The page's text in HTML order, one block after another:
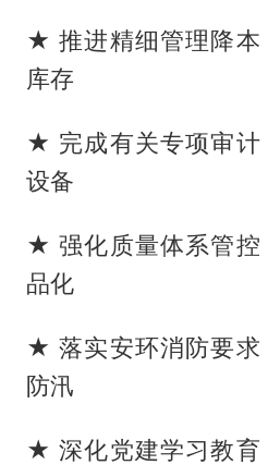
★ 推进精细管理降本
库存
★ 完成有关专项审计
设备
★ 强化质量体系管控
品化
★ 落实安环消防要求
防汛
★ 深化党建学习教育